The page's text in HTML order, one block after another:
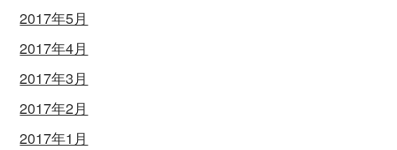
2017年5月
2017年4月
2017年3月
2017年2月
2017年1月